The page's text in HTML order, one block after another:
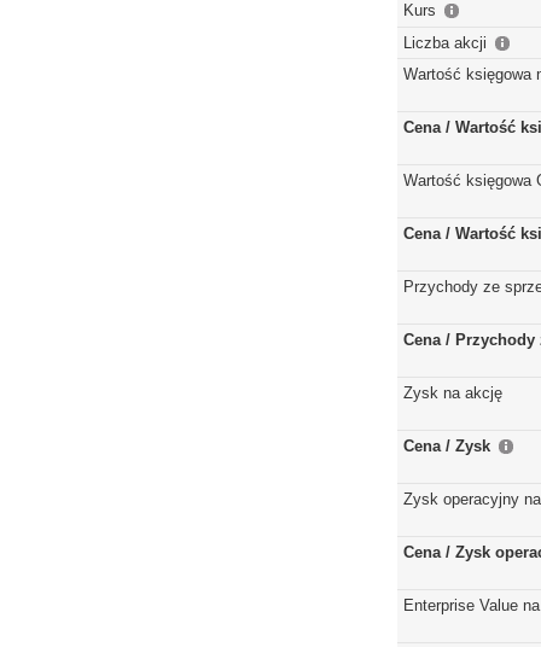
Kurs
Liczba akcji
Wartość księgowa
Cena / Wartość
Wartość księgowa
Cena / Wartość
Przychody ze
Cena / Przychody
Zysk na akcję
Cena / Zysk
Zysk operacyjny
Cena / Zysk
Enterprise Value